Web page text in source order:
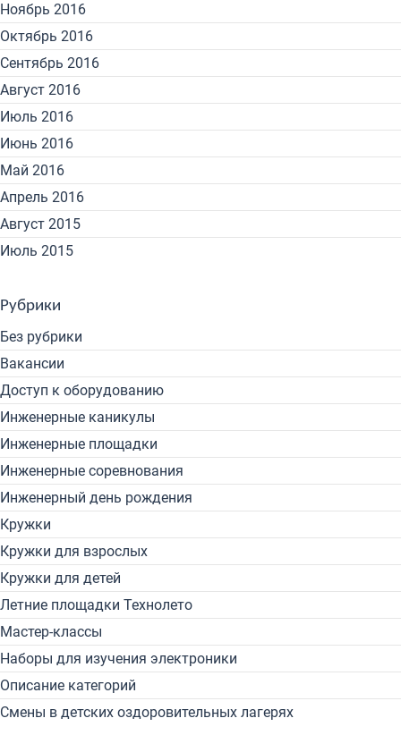
Ноябрь 2016
Октябрь 2016
Сентябрь 2016
Август 2016
Июль 2016
Июнь 2016
Май 2016
Апрель 2016
Август 2015
Июль 2015
Рубрики
Без рубрики
Вакансии
Доступ к оборудованию
Инженерные каникулы
Инженерные площадки
Инженерные соревнования
Инженерный день рождения
Кружки
Кружки для взрослых
Кружки для детей
Летние площадки Технолето
Мастер-классы
Наборы для изучения электроники
Описание категорий
Смены в детских оздоровительных лагерях